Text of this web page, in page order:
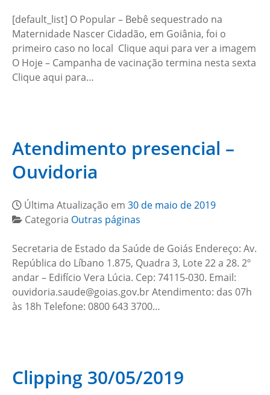
[default_list] O Popular – Bebê sequestrado na
Maternidade Nascer Cidadão, em Goiânia, foi o
primeiro caso no local Clique aqui para ver a imagem
O Hoje – Campanha de vacinação termina nesta sexta
Clique aqui para…
Atendimento presencial –
Ouvidoria
Última Atualização em 30 de maio de 2019
Categoria Outras páginas
Secretaria de Estado da Saúde de Goiás Endereço: Av.
República do Líbano 1.875, Quadra 3, Lote 22 a 28. 2º
andar – Edifício Vera Lúcia. Cep: 74115-030. Email:
ouvidoria.saude@goias.gov.br Atendimento: das 07h
às 18h Telefone: 0800 643 3700…
Clipping 30/05/2019